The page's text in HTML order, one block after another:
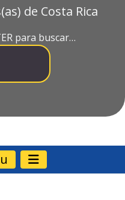
de Costa Rica
para buscar…